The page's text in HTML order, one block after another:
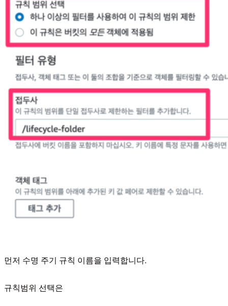
먼저 수명 주기 규칙 이름을 입력합니다.
규칙범위 선택은